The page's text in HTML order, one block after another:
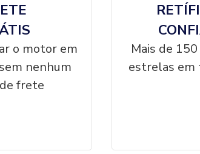
o motor em
nenhum
frete
Mais de
estrelas em